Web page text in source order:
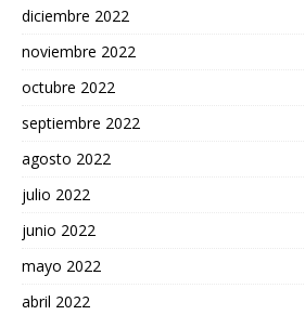
diciembre 2022
noviembre 2022
octubre 2022
septiembre 2022
agosto 2022
julio 2022
junio 2022
mayo 2022
abril 2022